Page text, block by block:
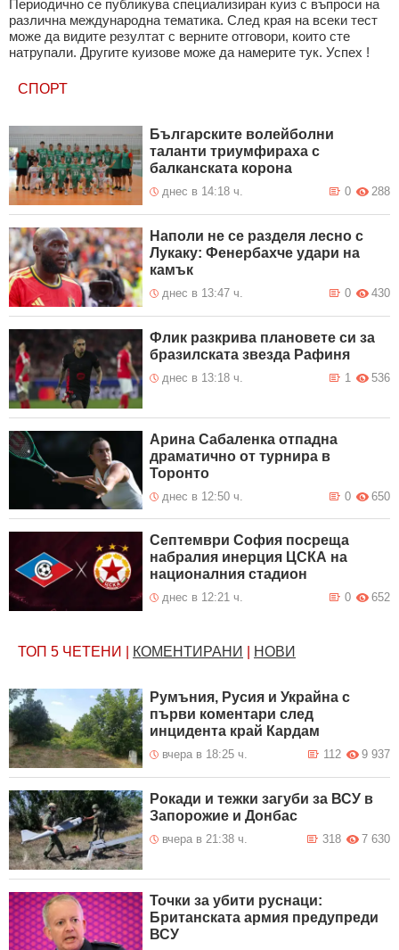
Периодично се публикува специализиран куиз с въпроси на
различна международна тематика. След края на всеки тест
може да видите резултат с верните отговори, които сте
натрупали. Другите куизове може да намерите тук. Успех !
СПОРТ
Българските волейболни
таланти триумфираха с
балканската корона
днес в 14:18 ч. 288
0
Наполи не се разделя лесно с
Лукаку: Фенербахче удари на
камък
днес в 13:47 ч. 430
0
Флик разкрива плановете си за
бразилската звезда Рафиня
днес в 13:18 ч. 536
1
Арина Сабаленка отпадна
драматично от турнира в
Торонто
днес в 12:50 ч. 650
0
Септември София посреща
набралия инерция ЦСКА на
националния стадион
днес в 12:21 ч. 652
0
ТОП 5 ЧЕТЕНИ КОМЕНТИРАНИ НОВИ
Румъния, Русия и Украйна с
първи коментари след
инцидента край Кардам
вчера в 18:25 ч. 9 937
112
Рокади и тежки загуби за ВСУ в
Запорожие и Донбас
вчера в 21:38 ч. 7 630
318
Точки за убити руснаци:
Британската армия предупреди
ВСУ